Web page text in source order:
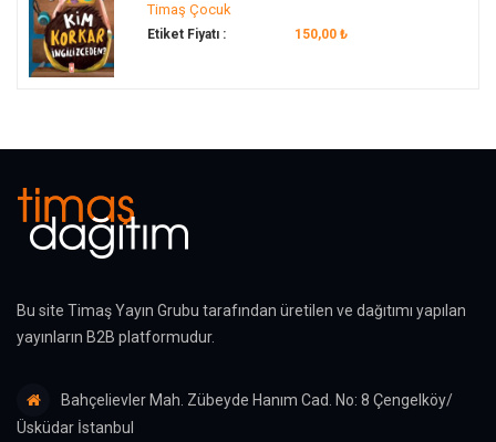
Timaş Çocuk
Etiket Fiyatı : 150,00 ₺
Bu site Timaş Yayın Grubu tarafından üretilen ve dağıtımı yapılan
yayınların B2B platformudur.
Bahçelievler Mah. Zübeyde Hanım Cad. No: 8 Çengelköy/
Üsküdar İstanbul